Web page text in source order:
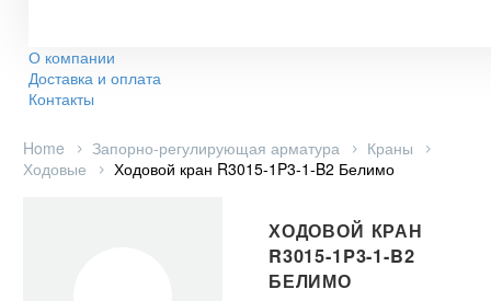
О компании
Доставка и оплата
Контакты
Home Запорно-регулирующая арматура
Краны
Ходовые
Ходовой кран R3015-1P3-1-B2 Белимо
ХОДОВОЙ КРАН
R3015-1P3-1-B2
БЕЛИМО